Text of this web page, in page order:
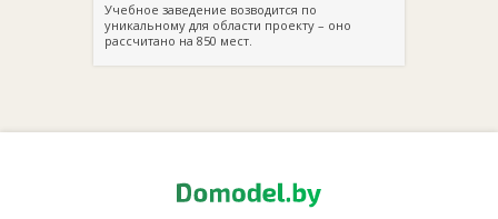
Учебное заведение возводится по
уникальному для области проекту – оно
рассчитано на 850 мест.